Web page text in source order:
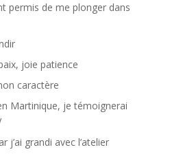
permis de me plonger dans
joie patience
caractère
Martinique, je témoignerai
j’ai grandi avec l’atelier